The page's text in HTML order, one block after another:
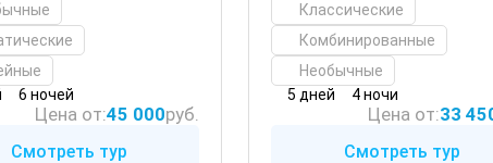
6 ночей
Цена от:45 000руб.
Смотреть тур
Классические
Комбинированные
Необычные
5 дней
4 ночи
Цена от:33
Смотреть тур